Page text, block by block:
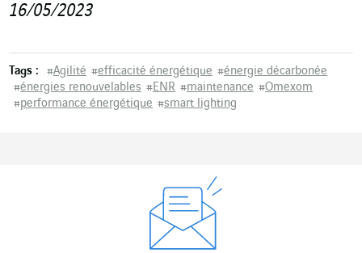
16/05/2023
Tags : #Agilité #efficacité énergétique #énergie décarbonée
#énergies renouvelables #ENR #maintenance #Omexom
#performance énergétique #smart lighting